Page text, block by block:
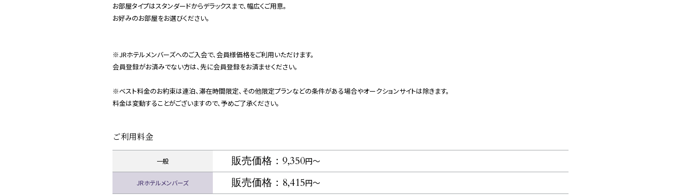
お部屋タイプはスタンダードからデラックスまで、幅広くご用意。
お好みのお部屋をお選びください。
※JRホテルメンバーズへのご入会で、会員様価格をご利用いただけます。
会員登録がお済みでない方は、先に会員登録をお済ませください。
※ベスト料金のお約束は連泊、滞在時間限定、その他限定プランなどの条件がある場合やオークションサイトは除きます。
料金は変動することがございますので、予めご了承ください。
ご利用料金
一般 販売価格：9,350円〜
JRホテルメンバーズ 販売価格：8,415円～